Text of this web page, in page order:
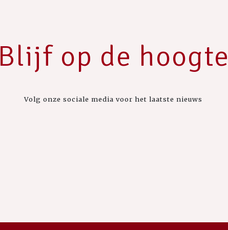
Blijf op de
Volg onze sociale media voor het laatste nieuws